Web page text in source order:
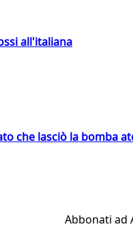
all'italiana
che lasciò la bomba
Abbonati ad